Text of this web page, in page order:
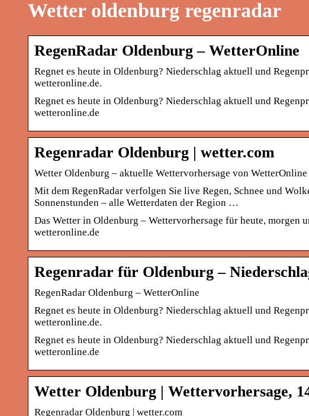
Wetter oldenburg regenradar
RegenRadar Oldenburg – WetterOnline
Regnet es heute in Oldenburg? Niederschlag aktuell und
wetteronline.de.
Regnet es heute in Oldenburg? Niederschlag aktuell und
wetteronline.de
Regenradar Oldenburg | wetter.com
Wetter Oldenburg – aktuelle Wettervorhersage von WetterOnline
Mit dem RegenRadar verfolgen Sie live Regen, Schnee und
Sonnenstunden – alle Wetterdaten der Region …
Das Wetter in Oldenburg – Wettervorhersage für heute, morgen
wetteronline.de
Regenradar für Oldenburg –
RegenRadar Oldenburg – WetterOnline
Regnet es heute in Oldenburg? Niederschlag aktuell und
wetteronline.de.
Regnet es heute in Oldenburg? Niederschlag aktuell und
wetteronline.de
Wetter Oldenburg | Wettervorhersage,
Regenradar Oldenburg | wetter.com